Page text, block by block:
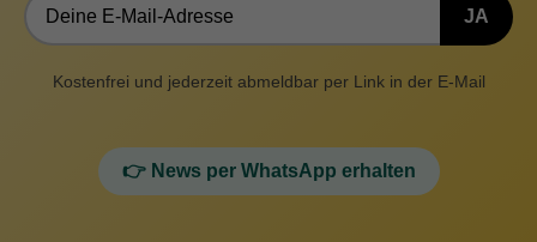
JA
Kostenfrei und jederzeit abmeldbar per Link in der E-Mail
👉 News per WhatsApp erhalten